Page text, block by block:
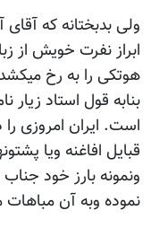
ولی بدبختانه که آقای
ابراز نفرت خویش از
هوتکی را به رخ
بنابه قول استاد
است. ایران امروزی را
قبایل افاغنه ویا
ونمونه بارز خود
نموده وبه آن مباهات